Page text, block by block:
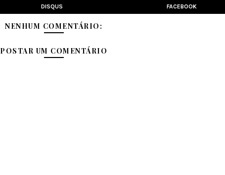
DISQUS FACEBOOK
NENHUM COMENTÁRIO:
POSTAR UM COMENTÁRIO